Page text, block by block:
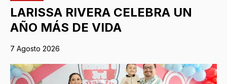
LARISSA RIVERA CELEBRA UN
AÑO MÁS DE VIDA
7 Agosto 2026